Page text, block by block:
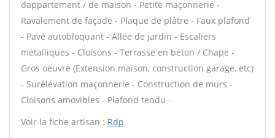
dappartement / de maison - Petite maçonnerie -
Ravalement de façade - Plaque de plâtre - Faux plafond
- Pavé autobloquant - Allée de jardin - Escaliers
métalliques - Cloisons - Terrasse en béton / Chape -
Gros oeuvre (Extension maison, construction garage, etc)
- Surélévation maçonnerie - Construction de murs -
Cloisons amovibles - Plafond tendu -
Voir la fiche artisan : Rdp